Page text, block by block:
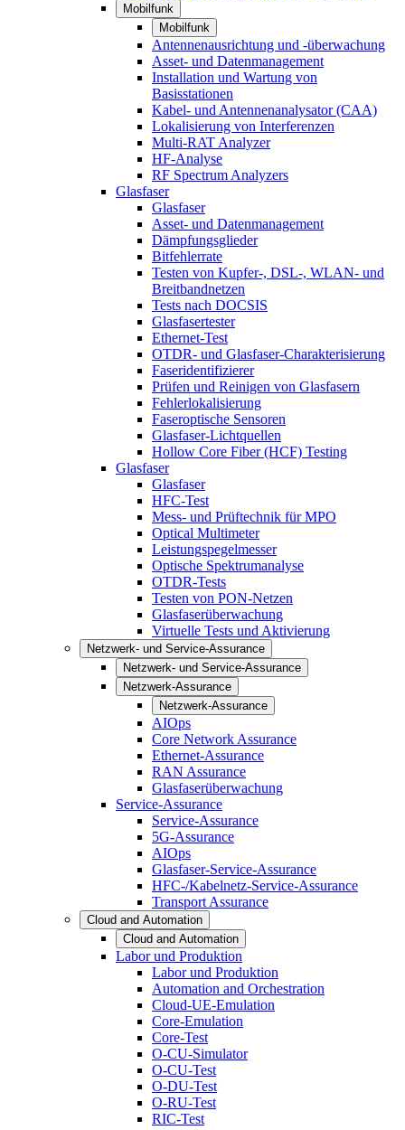
Mobilfunk
Mobilfunk
Antennenausrichtung und -überwachung
Asset- und Datenmanagement
Installation und Wartung von
Basisstationen
Kabel- und Antennenanalysator (CAA)
Lokalisierung von Interferenzen
Multi-RAT Analyzer
HF-Analyse
RF Spectrum Analyzers
Glasfaser
Glasfaser
Asset- und Datenmanagement
Dämpfungsglieder
Bitfehlerrate
Testen von Kupfer-, DSL-, WLAN- und
Breitbandnetzen
Tests nach DOCSIS
Glasfasertester
Ethernet-Test
OTDR- und Glasfaser-Charakterisierung
Faseridentifizierer
Prüfen und Reinigen von Glasfasern
Fehlerlokalisierung
Faseroptische Sensoren
Glasfaser-Lichtquellen
Hollow Core Fiber (HCF) Testing
Glasfaser
Glasfaser
HFC-Test
Mess- und Prüftechnik für MPO
Optical Multimeter
Leistungspegelmesser
Optische Spektrumanalyse
OTDR-Tests
Testen von PON-Netzen
Glasfaserüberwachung
Virtuelle Tests und Aktivierung
Netzwerk- und Service-Assurance
Netzwerk- und Service-Assurance
Netzwerk-Assurance
Netzwerk-Assurance
AIOps
Core Network Assurance
Ethernet-Assurance
RAN Assurance
Glasfaserüberwachung
Service-Assurance
Service-Assurance
5G-Assurance
AIOps
Glasfaser-Service-Assurance
HFC-/Kabelnetz-Service-Assurance
Transport Assurance
Cloud and Automation
Cloud and Automation
Labor und Produktion
Labor und Produktion
Automation and Orchestration
Cloud-UE-Emulation
Core-Emulation
Core-Test
O-CU-Simulator
O-CU-Test
O-DU-Test
O-RU-Test
RIC-Test